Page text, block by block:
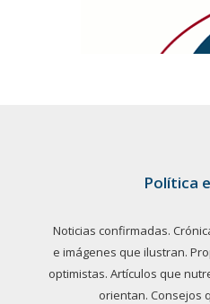
Política
Noticias confirmadas.
e imágenes que ilustran.
optimistas. Artículos que
orientan. Consejos